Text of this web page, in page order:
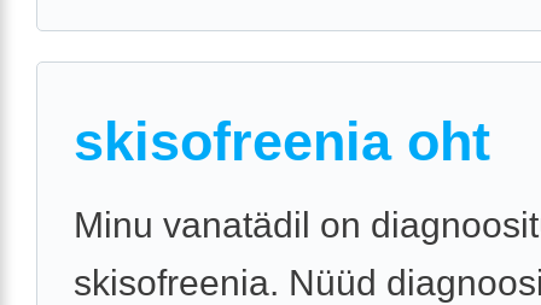
skisofreenia oht
Minu vanatädil on
skisofreenia. Nüüd